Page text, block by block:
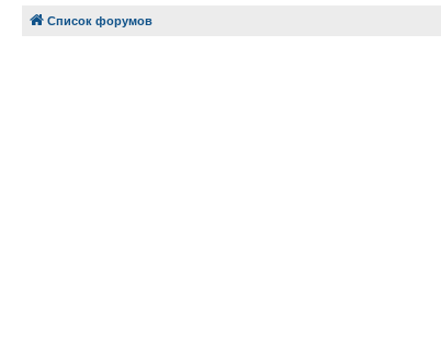
Список форумов